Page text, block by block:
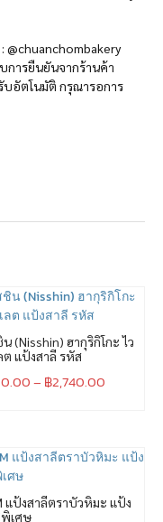
@chuanchombakery
การยืนยันจากร้านค้า
อัตโนมัติ กรุณารอการ
(Nisshin) ฮากุริกิโกะ ไว
ต แป้งสาลี รหัส
– ฿2,740.00
แป้งสาลีตราบัวหิมะ แป้ง
เศษ